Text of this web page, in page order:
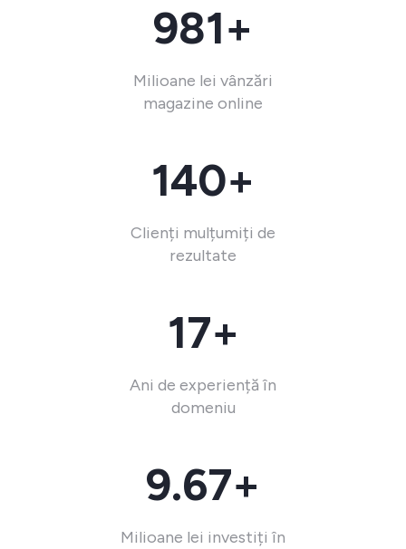
981+
Milioane lei vânzări
magazine online
140+
Clienți mulțumiți de
rezultate
17+
Ani de experiență în
domeniu
9.67+
Milioane lei investiți în